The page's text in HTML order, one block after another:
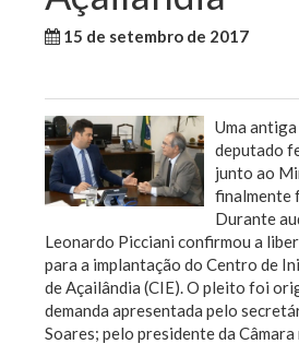
15 de setembro de 2017
Uma
deputado
junto ao
finalmente
Durante
Leonardo Picciani confirmou a
para a implantação do Centro de
de Açailândia (CIE). O pleito foi
demanda apresentada pelo
Soares; pelo presidente da